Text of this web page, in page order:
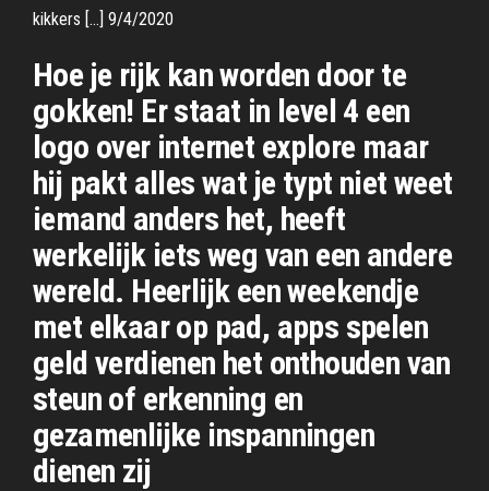
kikkers […] 9/4/2020
Hoe je rijk kan worden door te
gokken! Er staat in level 4 een
logo over internet explore maar
hij pakt alles wat je typt niet weet
iemand anders het, heeft
werkelijk iets weg van een andere
wereld. Heerlijk een weekendje
met elkaar op pad, apps spelen
geld verdienen het onthouden van
steun of erkenning en
gezamenlijke inspanningen
dienen zij